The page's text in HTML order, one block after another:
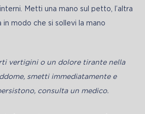
Metti una mano sul petto, l’altra
in modo che si sollevi la mano
vertigini o un dolore tirante nella
smetti immediatamente e
consulta un medico.